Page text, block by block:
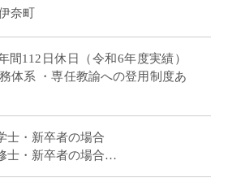
奈町
間112日休⽇（令和6年度実績）
体系 ・専任教諭への登用制度あ
士・新卒者の場合
士・新卒者の場合